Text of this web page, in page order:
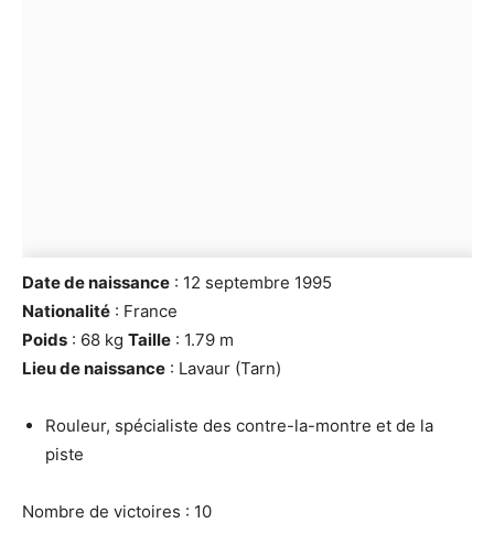
Date de naissance : 12 septembre 1995
Nationalité : France
Poids : 68 kg Taille : 1.79 m
Lieu de naissance : Lavaur (Tarn)
Rouleur, spécialiste des contre-la-montre et de la
piste
Nombre de victoires : 10